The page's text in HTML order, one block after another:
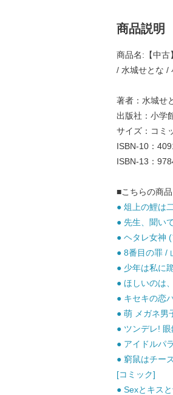
商品説明
商品名:【中古
/ 水城せとな /
著者：水城せ
出版社：小学
サイズ：コミ
ISBN-10：
ISBN-13：
■こちらの商
● 俎上の鯉は
● 先生、聞い
● ヘタレ女神
● 8番目の罪 /
● 少年は私に
● ほしいのは
● キセキの恋
● 萌 メガネ男
● ツンデレ!
● アイドルパ
● 窮鼠はチー
[コミック]
● Sexとキス